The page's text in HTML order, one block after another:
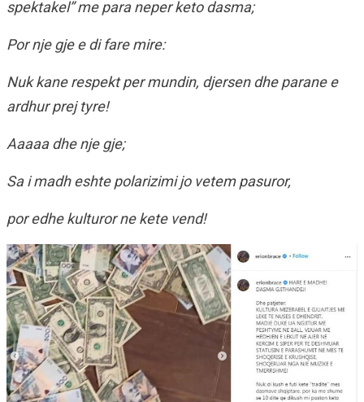
spektakel” me para neper keto dasma;
Por nje gje e di fare mire:
Nuk kane respekt per mundin, djersen dhe parane e
ardhur prej tyre!
Aaaaa dhe nje gje;
Sa i madh eshte polarizimi jo vetem pasuror,
por edhe kulturor ne kete vend!